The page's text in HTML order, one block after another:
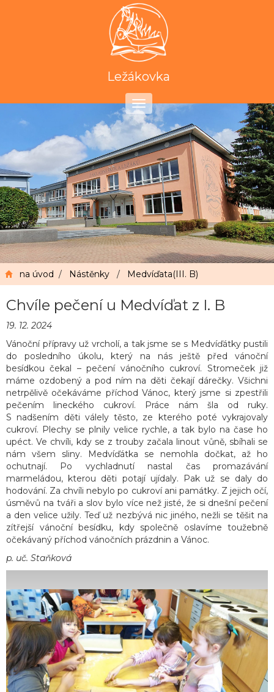
Ležákovka
Toggle
navigation
na úvod / Nástěnky / Medvíďata(III. B)
Chvíle pečení u Medvíďat z I. B
19. 12. 2024
Vánoční přípravy už vrcholí, a tak jsme se s Medvíďátky pustili
do posledního úkolu, který na nás ještě před vánoční
besídkou čekal – pečení vánočního cukroví. Stromeček již
máme ozdobený a pod ním na děti čekají dárečky. Všichni
netrpělivě očekáváme příchod Vánoc, který jsme si zpestřili
pečením lineckého cukroví. Práce nám šla od ruky.
S nadšením děti válely těsto, ze kterého poté vykrajovaly
cukroví. Plechy se plnily velice rychle, a tak bylo na čase ho
upéct. Ve chvíli, kdy se z trouby začala linout vůně, sbíhali se
nám všem sliny. Medvíďátka se nemohla dočkat, až ho
ochutnají. Po vychladnutí nastal čas promazávání
marmeládou, kterou děti potají ujídaly. Pak už se daly do
hodování. Za chvíli nebylo po cukroví ani památky. Z jejich očí,
úsměvů na tváři a slov bylo více než jisté, že si dnešní pečení
a den velice užily. Teď už nezbývá nic jiného, nežli se těšit na
zítřejší vánoční besídku, kdy společně oslavíme toužebně
očekávaný příchod vánočních prázdnin a Vánoc.
p. uč. Staňková